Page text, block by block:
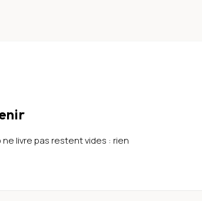
livre pas restent vides : rien